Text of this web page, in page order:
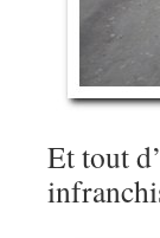
Et tout